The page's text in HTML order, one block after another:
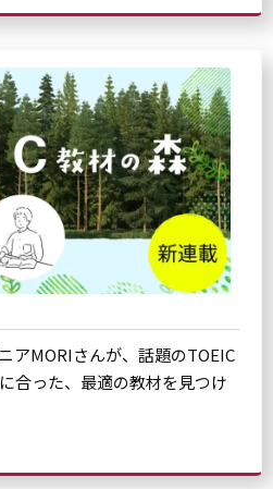
アMORIさんが、話題のTOEIC
合った、最適の教材を見つけ